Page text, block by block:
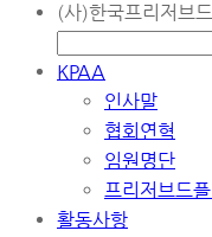
(사)한국프리저브
KPAA
인사말
협회연혁
임원명단
프리저브드
활동사항